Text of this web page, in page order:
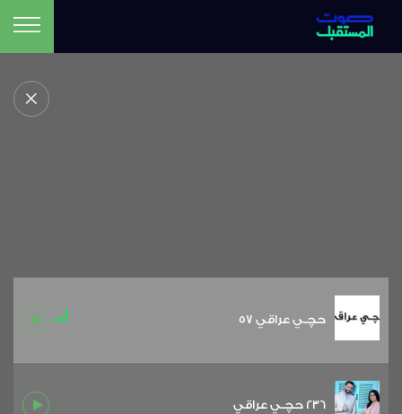
حچـي عراقي 57
236 حچـي عراقي